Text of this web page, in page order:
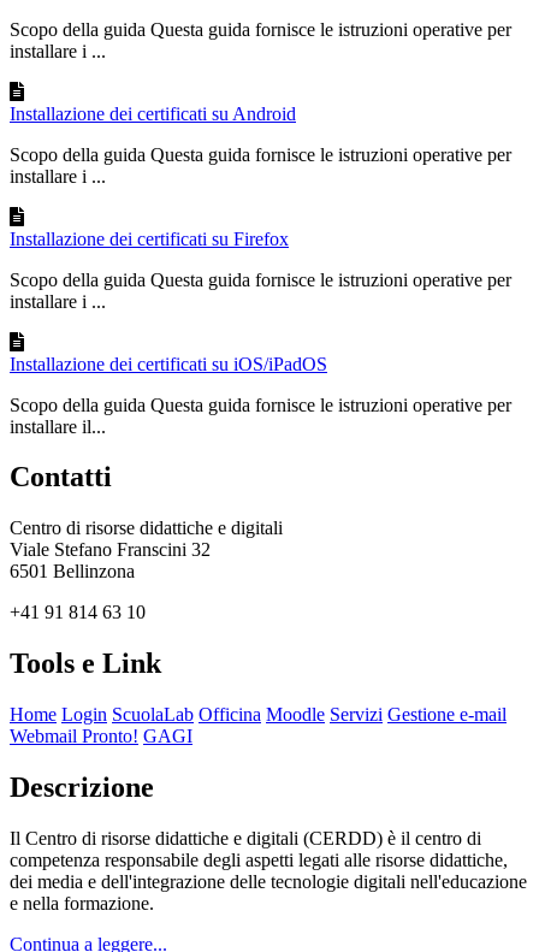
Scopo della guida Questa guida fornisce le istruzioni operative per
installare i ...
Installazione dei certificati su Android
Scopo della guida Questa guida fornisce le istruzioni operative per
installare i ...
Installazione dei certificati su Firefox
Scopo della guida Questa guida fornisce le istruzioni operative per
installare i ...
Installazione dei certificati su iOS/iPadOS
Scopo della guida Questa guida fornisce le istruzioni operative per
installare il...
Contatti
Centro di risorse didattiche e digitali
Viale Stefano Franscini 32
6501 Bellinzona
+41 91 814 63 10
Tools e Link
Home Login ScuolaLab Officina Moodle Servizi Gestione e-mail
Webmail Pronto! GAGI
Descrizione
Il Centro di risorse didattiche e digitali (CERDD) è il centro di
competenza responsabile degli aspetti legati alle risorse didattiche,
dei media e dell'integrazione delle tecnologie digitali nell'educazione
e nella formazione.
Continua a leggere...